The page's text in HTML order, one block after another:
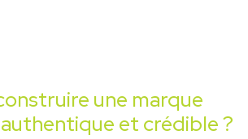
une marque
et crédible ?